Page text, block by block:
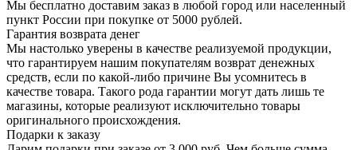
Мы бесплатно доставим заказ в любой город или населенный
пункт России при покупке от 5000 рублей.
Гарантия возврата денег
Мы настолько уверены в качестве реализуемой продукции,
что гарантируем нашим покупателям возврат денежных
средств, если по какой-либо причине Вы усомнитесь в
качестве товара. Такого рода гарантии могут дать лишь те
магазины, которые реализуют исключительно товары
оригинального происхождения.
Подарки к заказу